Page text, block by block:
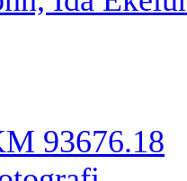
93676.18